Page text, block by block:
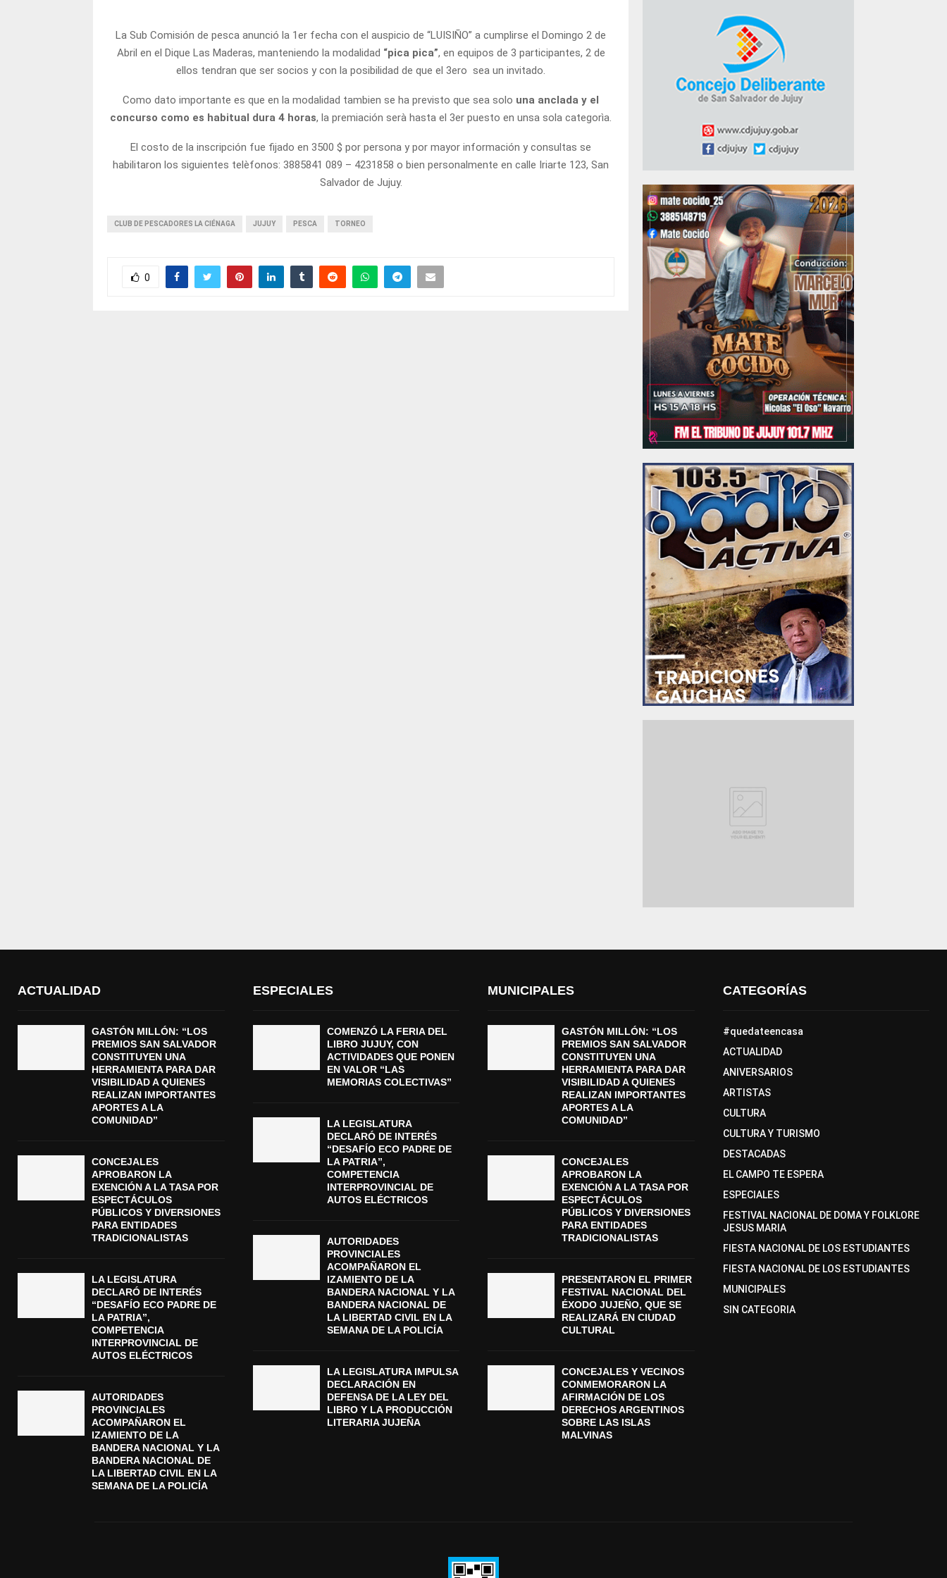
La Sub Comisión de pesca anunció la 1er fecha con el auspicio de “LUISIÑO” a cumplirse el Domingo 2 de
Abril en el Dique Las Maderas, manteniendo la modalidad “pica pica”, en equipos de 3 participantes, 2 de
ellos tendran que ser socios y con la posibilidad de que el 3ero sea un invitado.
Como dato importante es que en la modalidad tambien se ha previsto que sea solo una anclada y el
concurso como es habitual dura 4 horas, la premiación serà hasta el 3er puesto en unsa sola categorìa.
El costo de la inscripción fue fijado en 3500 $ por persona y por mayor información y consultas se
habilitaron los siguientes telèfonos: 3885841 089 – 4231858 o bien personalmente en calle Iriarte 123, San
Salvador de Jujuy.
CLUB DE PESCADORES LA CIÉNAGA JUJUY PESCA TORNEO
0
ACTUALIDAD
GASTÓN MILLÓN: “LOS
PREMIOS SAN SALVADOR
CONSTITUYEN UNA
HERRAMIENTA PARA DAR
VISIBILIDAD A QUIENES
REALIZAN IMPORTANTES
APORTES A LA
COMUNIDAD”
CONCEJALES
APROBARON LA
EXENCIÓN A LA TASA POR
ESPECTÁCULOS
PÚBLICOS Y DIVERSIONES
PARA ENTIDADES
TRADICIONALISTAS
LA LEGISLATURA
DECLARÓ DE INTERÉS
“DESAFÍO ECO PADRE DE
LA PATRIA”,
COMPETENCIA
INTERPROVINCIAL DE
AUTOS ELÉCTRICOS
AUTORIDADES
PROVINCIALES
ACOMPAÑARON EL
IZAMIENTO DE LA
BANDERA NACIONAL Y LA
BANDERA NACIONAL DE
LA LIBERTAD CIVIL EN LA
SEMANA DE LA POLICÍA
ESPECIALES
COMENZÓ LA FERIA DEL
LIBRO JUJUY, CON
ACTIVIDADES QUE PONEN
EN VALOR “LAS
MEMORIAS COLECTIVAS”
LA LEGISLATURA
DECLARÓ DE INTERÉS
“DESAFÍO ECO PADRE DE
LA PATRIA”,
COMPETENCIA
INTERPROVINCIAL DE
AUTOS ELÉCTRICOS
AUTORIDADES
PROVINCIALES
ACOMPAÑARON EL
IZAMIENTO DE LA
BANDERA NACIONAL Y LA
BANDERA NACIONAL DE
LA LIBERTAD CIVIL EN LA
SEMANA DE LA POLICÍA
LA LEGISLATURA IMPULSA
DECLARACIÓN EN
DEFENSA DE LA LEY DEL
LIBRO Y LA PRODUCCIÓN
LITERARIA JUJEÑA
MUNICIPALES
GASTÓN MILLÓN: “LOS
PREMIOS SAN SALVADOR
CONSTITUYEN UNA
HERRAMIENTA PARA DAR
VISIBILIDAD A QUIENES
REALIZAN IMPORTANTES
APORTES A LA
COMUNIDAD”
CONCEJALES
APROBARON LA
EXENCIÓN A LA TASA POR
ESPECTÁCULOS
PÚBLICOS Y DIVERSIONES
PARA ENTIDADES
TRADICIONALISTAS
PRESENTARON EL PRIMER
FESTIVAL NACIONAL DEL
ÉXODO JUJEÑO, QUE SE
REALIZARÁ EN CIUDAD
CULTURAL
CONCEJALES Y VECINOS
CONMEMORARON LA
AFIRMACIÓN DE LOS
DERECHOS ARGENTINOS
SOBRE LAS ISLAS
MALVINAS
CATEGORÍAS
#quedateencasa
ACTUALIDAD
ANIVERSARIOS
ARTISTAS
CULTURA
CULTURA Y TURISMO
DESTACADAS
EL CAMPO TE ESPERA
ESPECIALES
FESTIVAL NACIONAL DE DOMA Y FOLKLORE
JESUS MARIA
FIESTA NACIONAL DE LOS ESTUDIANTES
FIESTA NACIONAL DE LOS ESTUDIANTES
MUNICIPALES
SIN CATEGORIA